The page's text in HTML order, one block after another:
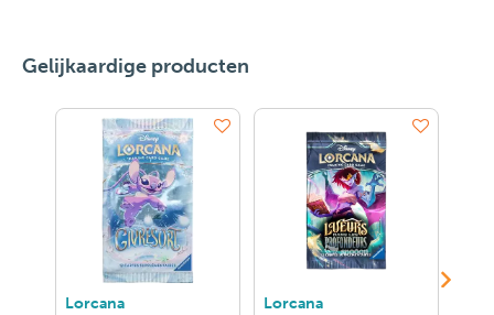
Gelijkaardige producten
Lorcana
Lorcana